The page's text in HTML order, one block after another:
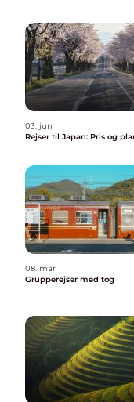
03. jun
Rejser til Japan: Pris og
08. mar
Grupperejser med tog